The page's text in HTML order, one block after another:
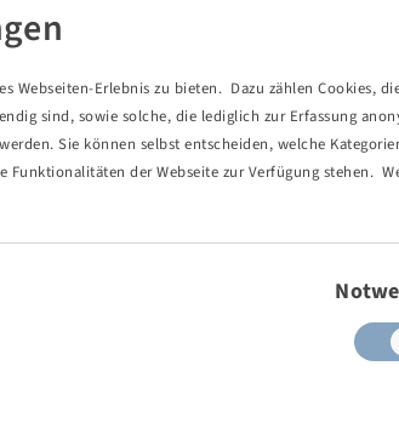
Webseiten-Erlebnis zu bieten. Dazu zählen Cookies,
sind, sowie solche, die lediglich zur Erfassung
Sie können selbst entscheiden, welche
der Webseite zur Verfügung stehen.
von Ihnen
sind Sie einem Link oder Lesezeichen gefolgt,